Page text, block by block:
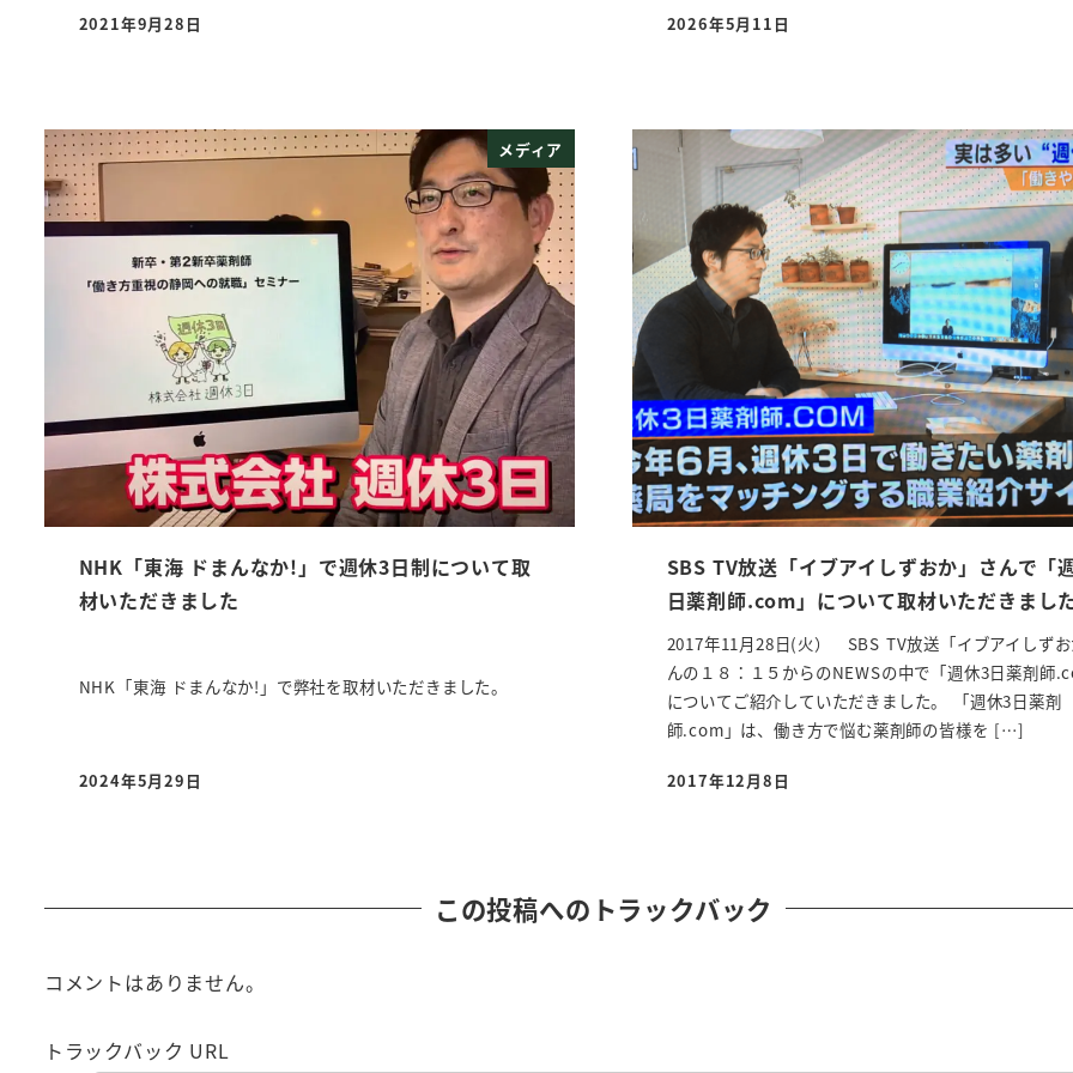
投稿日
2021年9月28日
投稿日
2026年5月11日
メディア
NHK「東海 ドまんなか!」で週休3日制について取
材いただきました
NHK「東海 ドまんなか!」で弊社を取材いただきました。
投稿日
2024年5月29日
SBS TV放送「イブアイしずおか」さんで「
日薬剤師.com」について取材いただきまし
2017年11月28日(火） SBS TV放送「イブアイしず
んの１８：１５からのNEWSの中で「週休3日薬剤師
についてご紹介していただきました。 「週休3日薬剤
師.com」は、働き方で悩む薬剤師の皆様を […]
投稿日
2017年12月8日
この投稿へのトラックバック
コメントはありません。
トラックバック URL